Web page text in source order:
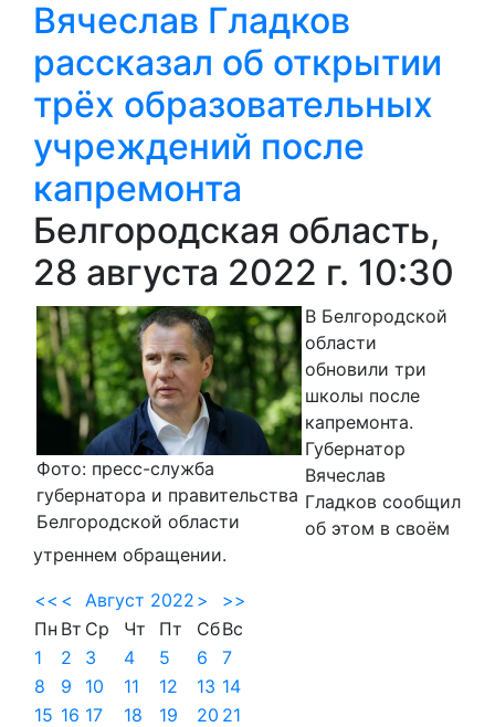
Вячеслав Гладков
рассказал об открытии
трёх образовательных
учреждений после
капремонта
Белгородская область,
28 августа 2022 г. 10:30
Фото: пресс-служба
губернатора и правительства
Белгородской области
В Белгородской
области
обновили три
школы после
капремонта.
Губернатор
Вячеслав
Гладков сообщил
об этом в своём
утреннем обращении.
<< < Август 2022 >
>>
Пн Вт Ср Чт Пт СбВс
1
2 3 4 5 6
7
8
9 10 11 12 13 14
15 16 17 18 19 20 21